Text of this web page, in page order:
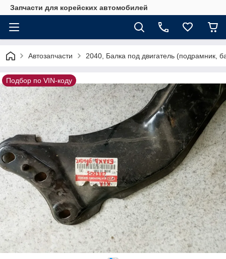
Запчасти для корейских автомобилей
Автозапчасти 2040, Балка под двигатель (подрамник,
Подбор по VIN-коду